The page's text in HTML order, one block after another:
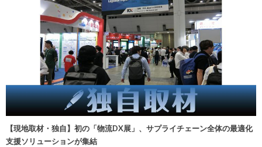
【現地取材・独自】初の「物流DX展」、サプライチェーン全体の最適化
支援ソリューションが集結